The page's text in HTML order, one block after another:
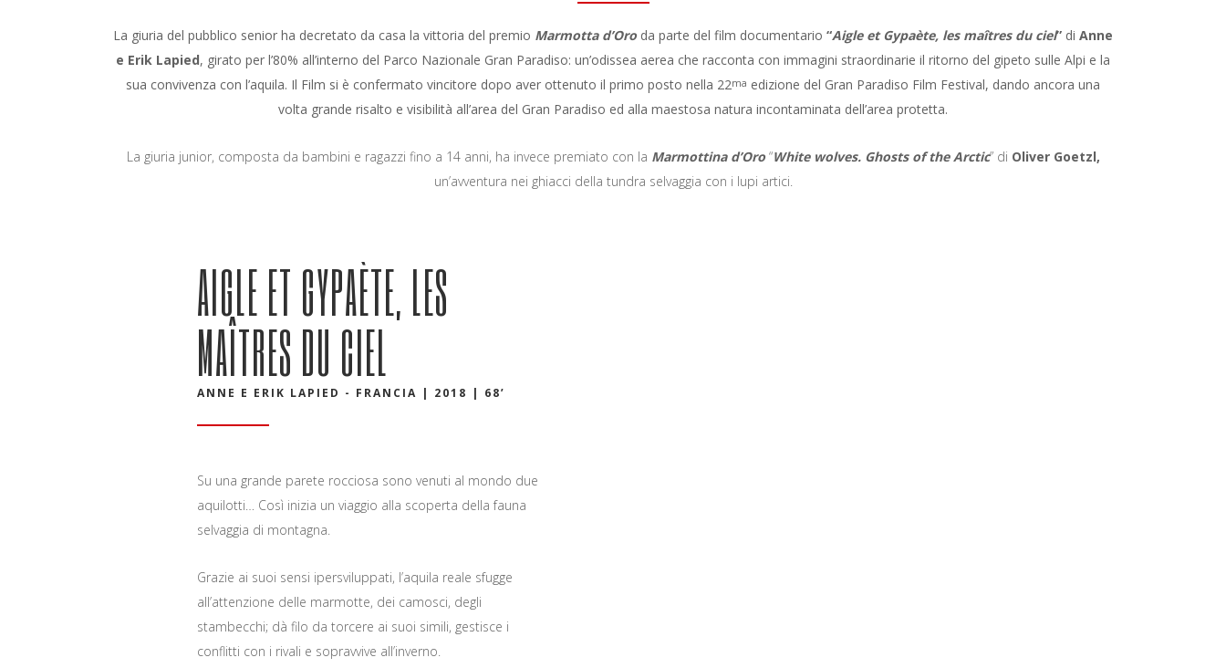
La giuria del pubblico senior ha decretato da casa la vittoria del premio Marmotta d’Oro da parte del film documentario “Aigle et Gypaète, les maîtres du ciel” di Anne
e Erik Lapied, girato per l’80% all’interno del Parco Nazionale Gran Paradiso: un’odissea aerea che racconta con immagini straordinarie il ritorno del gipeto sulle Alpi e la
sua convivenza con l’aquila. Il Film si è confermato vincitore dopo aver ottenuto il primo posto nella 22ma edizione del Gran Paradiso Film Festival, dando ancora una
volta grande risalto e visibilità all’area del Gran Paradiso ed alla maestosa natura incontaminata dell’area protetta.
La giuria junior, composta da bambini e ragazzi fino a 14 anni, ha invece premiato con la Marmottina d’Oro“White wolves. Ghosts of the Arctic” di Oliver Goetzl,
un’avventura nei ghiacci della tundra selvaggia con i lupi artici.
AIGLE ET GYPAÈTE, LES
MAÎTRES DU CIEL
ANNE E ERIK LAPIED - FRANCIA | 2018 | 68’
Su una grande parete rocciosa sono venuti al mondo due
aquilotti… Così inizia un viaggio alla scoperta della fauna
selvaggia di montagna.
Grazie ai suoi sensi ipersviluppati, l’aquila reale sfugge
all’attenzione delle marmotte, dei camosci, degli
stambecchi; dà filo da torcere ai suoi simili, gestisce i
conflitti con i rivali e sopravvive all’inverno.